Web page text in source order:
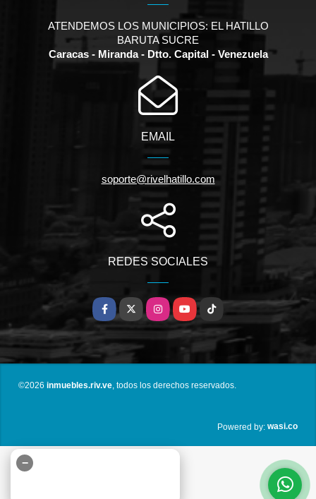
ATENDEMOS LOS MUNICIPIOS: EL HATILLO
BARUTA SUCRE
Caracas - Miranda - Dtto. Capital - Venezuela
EMAIL
soporte@rivelhatillo.com
REDES SOCIALES
Facebook
X InstagramYouTubeTikTok
©2026 inmuebles.riv.ve, todos los derechos reservados.
Powered by: wasi.co
−